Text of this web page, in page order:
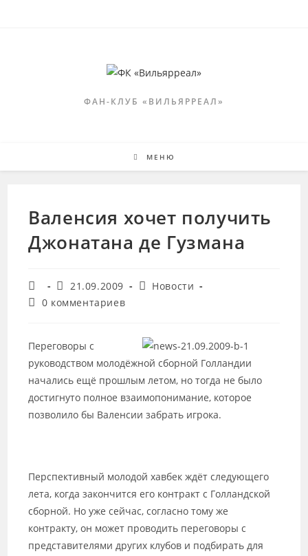
ФАН-КЛУБ «ВИЛЬЯРРЕАЛ»
МЕНЮ
Валенсия хочет получить
Джонатана де Гузмана
Автор
записи:
Запись
опубликована:
21.09.2009
Рубрика
Новости
Комментарии
0 комментариев
Переговоры с
руководством молодёжной сборной Голландии
начались ещё прошлым летом, но тогда не было
достигнуто полное взаимопонимание, которое
позволило бы Валенсии забрать игрока.
Перспективный молодой хавбек ждёт следующего
лета, когда закончится его контракт с Голландской
сборной. Но уже сейчас, согласно тому же
контракту, он может проводить переговоры с
представителями других клубов и подбирать для